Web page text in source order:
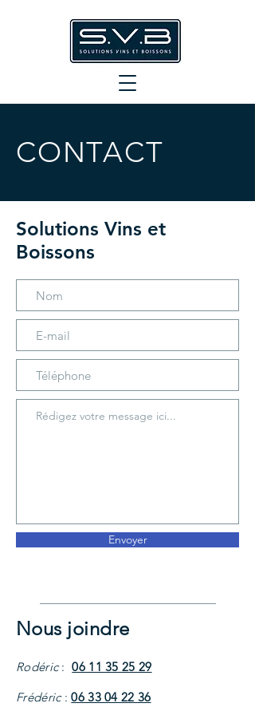
CONTACT
Solutions Vins et
Boissons
Envoyer
Nous joindre
Rodéric:06 11 35 25 29
Frédéric:06 33 04 22 36